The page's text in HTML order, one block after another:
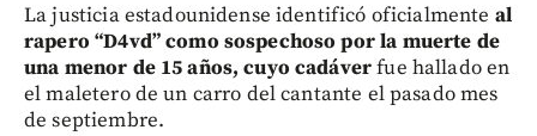
La justicia estadounidense identificó oficialmente al
rapero “D4vd” como sospechoso por la muerte de
una menor de 15 años, cuyo cadáverfue hallado en
el maletero de un carro del cantante el pasado mes
de septiembre.